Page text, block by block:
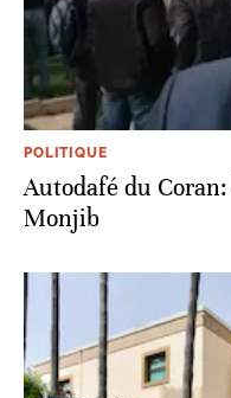
POLITIQUE
Autodafé du
Monjib